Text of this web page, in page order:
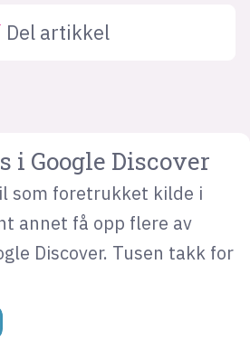
Del artikkel
i Google Discover
som foretrukket kilde i
annet få opp flere av
Discover. Tusen takk for